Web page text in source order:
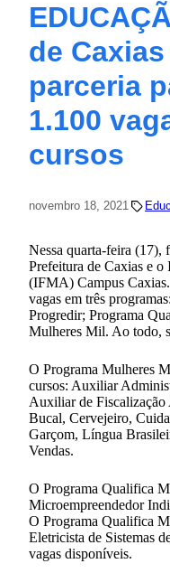
de
parceria
1.100
cursos
novembro 18, 2021
Nessa quarta-feira (17),
Prefeitura de Caxias e
(IFMA) Campus
vagas em três
Progredir; Programa
Mulheres Mil. Ao todo,
O Programa Mulheres
cursos: Auxiliar
Auxiliar de
Bucal, Cervejeiro,
Garçom, Língua
Vendas.
O Programa Qualifica
Microempreendedor
O Programa Qualifica
Eletricista de Sistemas
vagas disponíveis.